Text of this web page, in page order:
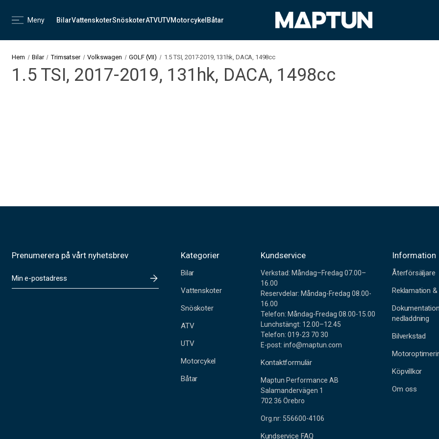
Meny BilarVattenskoterSnöskoterATVUTVMotorcykel Båtar
Hem Bilar Trimsatser Volkswagen GOLF (VII) 1.5 TSI, 2017-2019, 131hk, DACA, 1498cc
1.5 TSI, 2017-2019, 131hk, DACA, 1498cc
Prenumerera på vårt nyhetsbrev
-
Kategorier
Bilar
Vattenskoter
Snöskoter
ATV
UTV
Motorcykel
Båtar
Kundservice
Verkstad: Måndag–Fredag 07.00–
16.00
Reservdelar: Måndag-Fredag 08.00-
16.00
Telefon: Måndag-Fredag 08.00-15.00
Lunchstängt: 12.00–12.45
Telefon: 019-23 70 30
E-post: info@maptun.com
Kontaktformulär
Maptun Performance AB
Salamandervägen 1
702 36 Örebro
Org.nr: 556600-4106
Kundservice FAQ
Information
Återförsäljare
Reklamation
nedladdning
Bilverkstad
Köpvillkor
Om oss